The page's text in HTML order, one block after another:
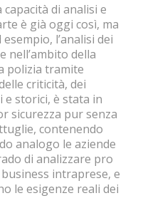
di analisi e
è già oggi così, ma
l’analisi dei
nell’ambito della
polizia tramite
criticità, dei
e storici, è stata in
sicurezza pur senza
contenendo
analogo le aziende
di analizzare pro
intraprese, e
le esigenze reali dei